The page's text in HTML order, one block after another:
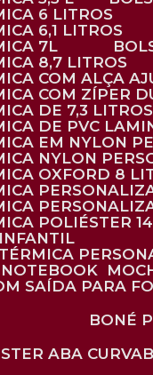
6 LITROS
6,1 LITROS
7L
8,7 LITROS
COM ALÇA
COM ZÍPER
DE 7,3
DE PVC
EM NYLON
NYLON
OXFORD 8
POLIÉSTER
TÉRMICA
NOTEBOOK
SAÍDA PARA
BONÉ
ABA CURVA